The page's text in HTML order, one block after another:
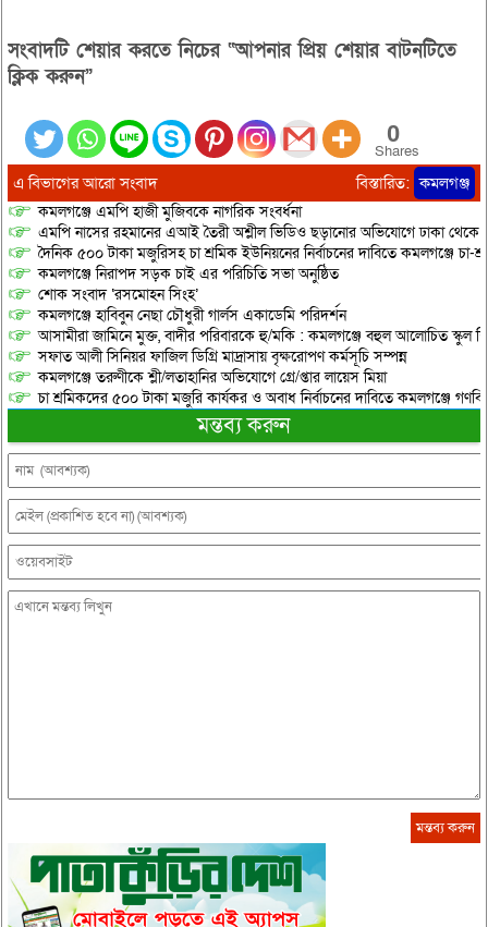
সংবাদটি শেয়ার করতে নিচের “আপনার প্রিয় শেয়ার বাটনটিতে
ক্লিক করুন”
0
Shares
এ বিভাগের আরো সংবাদ বিস্তারিত: কমলগঞ্জ
কমলগঞ্জে এমপি হাজী মুজিবকে নাগরিক সংবর্ধনা
এমপি নাসের রহমানের এআই তৈরী অশ্লীল ভিডিও ছড়ানোর অভিযোগে ঢাকা থেকে
দৈনিক ৫০০ টাকা মজুরিসহ চা শ্রমিক ইউনিয়নের নির্বাচনের দাবিতে কমলগঞ্জে চা-
কমলগঞ্জে নিরাপদ সড়ক চাই এর পরিচিতি সভা অনুষ্ঠিত
শোক সংবাদ ‘রসমোহন সিংহ’
কমলগঞ্জে হাবিবুন নেছা চৌধুরী গার্লস একাডেমি পরিদর্শন
আসামীরা জামিনে মুক্ত, বাদীর পরিবারকে হু/মকি : কমলগঞ্জে বহুল আলোচিত স্কুল
সফাত আলী সিনিয়র ফাজিল ডিগ্রি মাদ্রাসায় বৃক্ষরোপণ কর্মসূচি সম্পন্ন
কমলগঞ্জে তরুণীকে শ্লী/লতাহানির অভিযোগে গ্রে/প্তার লায়েস মিয়া
চা শ্রমিকদের ৫০০ টাকা মজুরি কার্যকর ও অবাধ নির্বাচনের দাবিতে কমলগঞ্জে
মন্তব্য করুন